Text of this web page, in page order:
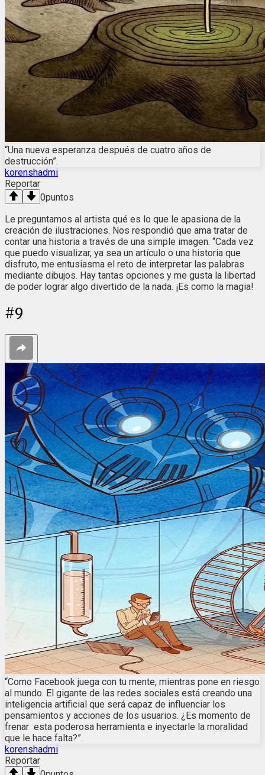
“Una nueva esperanza después de cuatro años de
destrucción”.
korenshadmi
Reportar
0puntos
Le preguntamos al artista qué es lo que le apasiona de la
creación de ilustraciones. Nos respondió que ama tratar de
contar una historia a través de una simple imagen. “Cada vez
que puedo visualizar, ya sea un artículo o una historia que
disfruto, me entusiasma el reto de interpretar las palabras
mediante dibujos. Hay tantas opciones y me gusta la libertad
de poder lograr algo divertido de la nada. ¡Es como la magia!
#9
“Como Facebook juega con tu mente, mientras pone en riesgo
al mundo. El gigante de las redes sociales está creando una
inteligencia artificial que será capaz de influenciar los
pensamientos y acciones de los usuarios. ¿Es momento de
frenar esta poderosa herramienta e inyectarle la moralidad
que le hace falta?”.
korenshadmi
Reportar